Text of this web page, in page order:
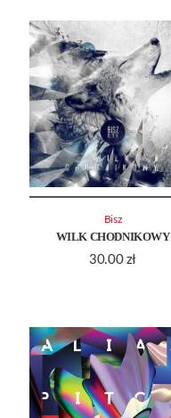
WILK CHODNIKOWY
30.00 zł
Bisz